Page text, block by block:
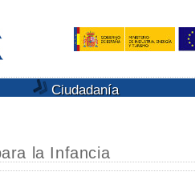
Ciudadanía
la Infancia